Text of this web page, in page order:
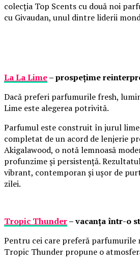
colecția Top Scents cu două noi
cu Givaudan, unul dintre liderii
La La Lime– prospețime
Dacă preferi parfumurile fresh,
Lime este alegerea potrivită.
Parfumul este construit în jurul
completat de un acord de lenjerie
Akigalawood, o notă lemnoasă
profunzime și persistență.
vibrant, contemporan și ușor de
zilei.
Tropic Thunder– vacanța într-o
Pentru cei care preferă parfumurile
Tropic Thunder propune o